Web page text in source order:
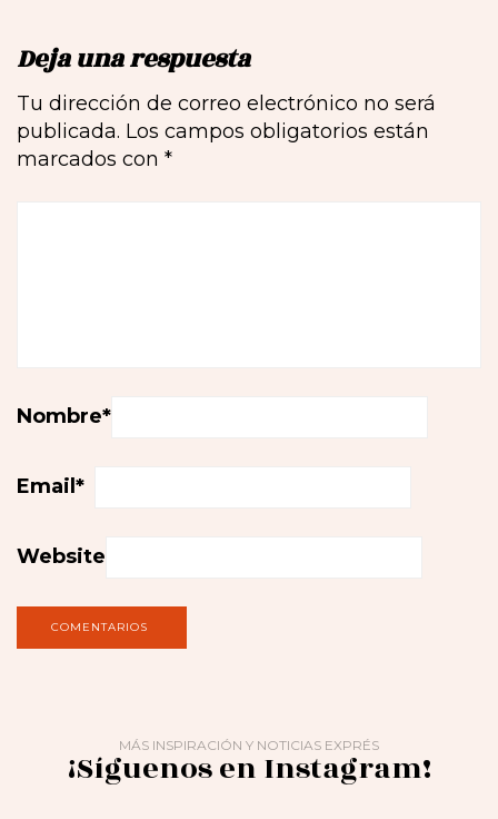
Deja una respuesta
Tu dirección de correo electrónico no será
publicada. Los campos obligatorios están
marcados con *
Nombre*
Email *
Website
MÁS INSPIRACIÓN Y NOTICIAS EXPRÉS
¡Síguenos en Instagram!